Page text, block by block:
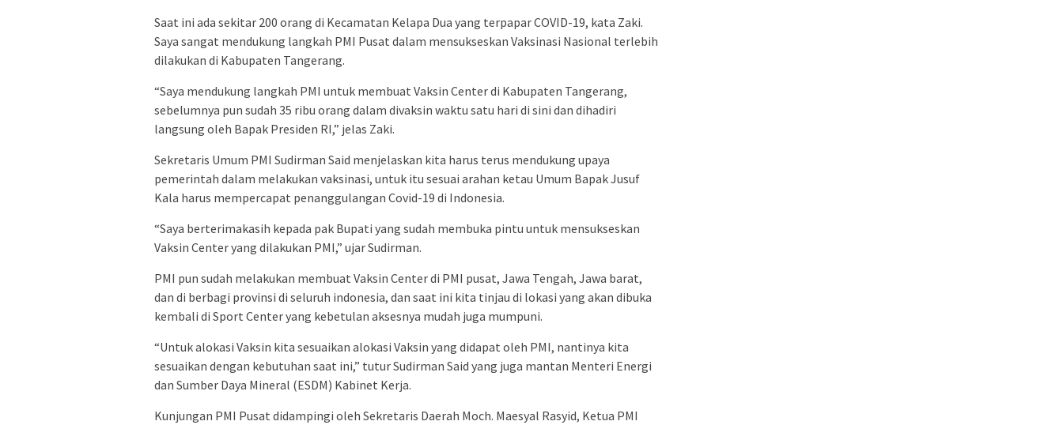
Saat ini ada sekitar 200 orang di Kecamatan Kelapa Dua yang terpapar COVID-19, kata Zaki.
Saya sangat mendukung langkah PMI Pusat dalam mensukseskan Vaksinasi Nasional terlebih
dilakukan di Kabupaten Tangerang.
“Saya mendukung langkah PMI untuk membuat Vaksin Center di Kabupaten Tangerang,
sebelumnya pun sudah 35 ribu orang dalam divaksin waktu satu hari di sini dan dihadiri
langsung oleh Bapak Presiden RI,” jelas Zaki.
Sekretaris Umum PMI Sudirman Said menjelaskan kita harus terus mendukung upaya
pemerintah dalam melakukan vaksinasi, untuk itu sesuai arahan ketau Umum Bapak Jusuf
Kala harus mempercapat penanggulangan Covid-19 di Indonesia.
“Saya berterimakasih kepada pak Bupati yang sudah membuka pintu untuk mensukseskan
Vaksin Center yang dilakukan PMI,” ujar Sudirman.
PMI pun sudah melakukan membuat Vaksin Center di PMI pusat, Jawa Tengah, Jawa barat,
dan di berbagi provinsi di seluruh indonesia, dan saat ini kita tinjau di lokasi yang akan dibuka
kembali di Sport Center yang kebetulan aksesnya mudah juga mumpuni.
“Untuk alokasi Vaksin kita sesuaikan alokasi Vaksin yang didapat oleh PMI, nantinya kita
sesuaikan dengan kebutuhan saat ini,” tutur Sudirman Said yang juga mantan Menteri Energi
dan Sumber Daya Mineral (ESDM) Kabinet Kerja.
Kunjungan PMI Pusat didampingi oleh Sekretaris Daerah Moch. Maesyal Rasyid, Ketua PMI